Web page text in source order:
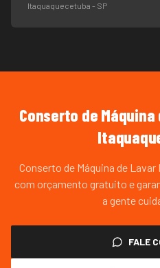
Itaquaquecetuba - SP
Conserto de Máquina
Conserto de Máquina de
com orçamento gratuito e
a gente
FALE